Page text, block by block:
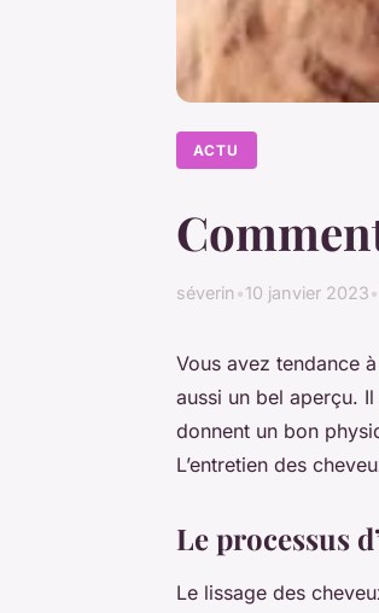
ACTU
séverin•10 janvier 2023•
Vous avez tendance
aussi un bel aperçu.
donnent un bon
L’entretien des
Le processus
Le lissage des